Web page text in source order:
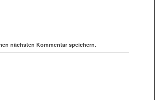
nächsten Kommentar speichern.